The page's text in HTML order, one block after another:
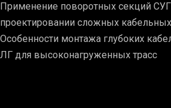
Применение поворотных секций
проектировании сложных
Особенности монтажа глубоких
ЛГ для высоконагруженных трасс